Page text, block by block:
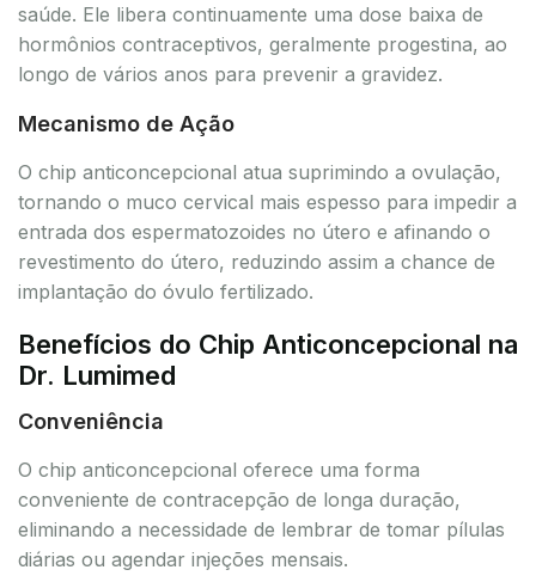
saúde. Ele libera continuamente uma dose baixa de
hormônios contraceptivos, geralmente progestina, ao
longo de vários anos para prevenir a gravidez.
Mecanismo de Ação
O chip anticoncepcional atua suprimindo a ovulação,
tornando o muco cervical mais espesso para impedir a
entrada dos espermatozoides no útero e afinando o
revestimento do útero, reduzindo assim a chance de
implantação do óvulo fertilizado.
Benefícios do Chip Anticoncepcional na
Dr. Lumimed
Conveniência
O chip anticoncepcional oferece uma forma
conveniente de contracepção de longa duração,
eliminando a necessidade de lembrar de tomar pílulas
diárias ou agendar injeções mensais.